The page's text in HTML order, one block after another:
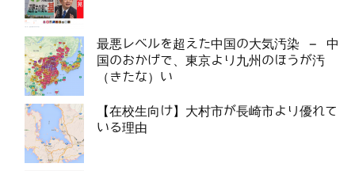
最悪レベルを超えた中国の大気汚染 – 中
国のおかげで、東京より九州のほうが汚
（きたな）い
【在校生向け】大村市が長崎市より優れて
いる理由